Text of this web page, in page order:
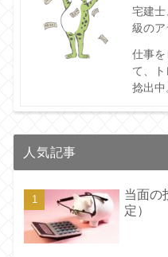
宅建
級のア
仕事
て、
捻出中
人気記事
当面の
定）